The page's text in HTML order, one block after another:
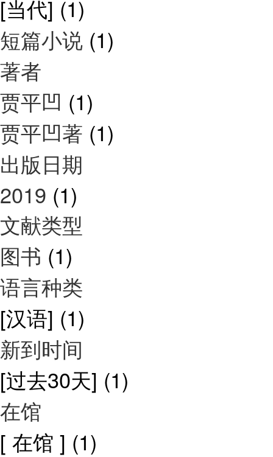
[当代] (1)
短篇小说 (1)
著者
贾平凹 (1)
贾平凹著 (1)
出版日期
2019 (1)
文献类型
图书 (1)
语言种类
[汉语] (1)
新到时间
[过去30天] (1)
在馆
[ 在馆 ] (1)